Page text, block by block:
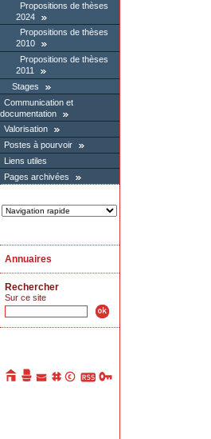
Propositions de thèses
2024
Propositions de thèses
2010
Propositions de thèses
2011
Stages
Communication et
documentation
Valorisation
Postes à pourvoir
Liens utiles
Pages archivées
Annuaires
Rechercher
Sur ce site